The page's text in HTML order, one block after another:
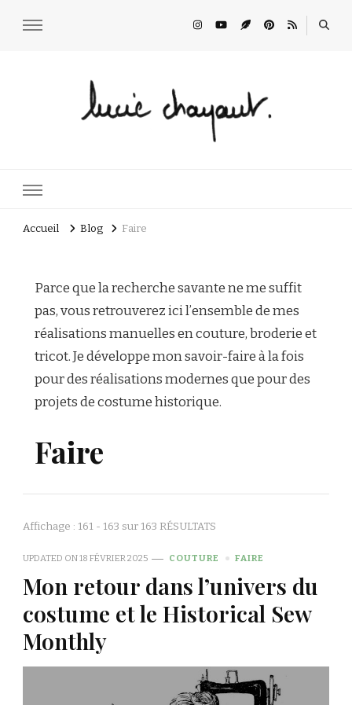
Lucie Choupaut
Accueil Blog Faire
Parce que la recherche savante ne me suffit
pas, vous retrouverez ici l’ensemble de mes
réalisations manuelles en couture, broderie et
tricot. Je développe mon savoir-faire à la fois
pour des réalisations modernes que pour des
projets de costume historique.
Faire
Affichage : 161 - 163 sur 163 RÉSULTATS
UPDATED ON18 FÉVRIER 2025 COUTURE FAIRE
Mon retour dans l’univers du
costume et le Historical Sew
Monthly